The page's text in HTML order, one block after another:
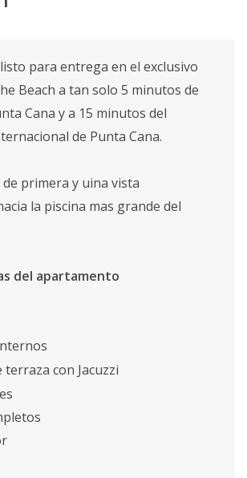
para entrega en el exclusivo
Beach a tan solo 5 minutos de
Cana y a 15 minutos del
de Punta Cana.
primera y uina vista
la piscina mas grande del
del apartamento
con Jacuzzi